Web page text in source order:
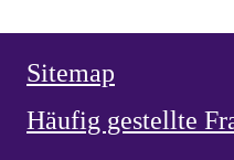
Sitemap
Häufig gestellte